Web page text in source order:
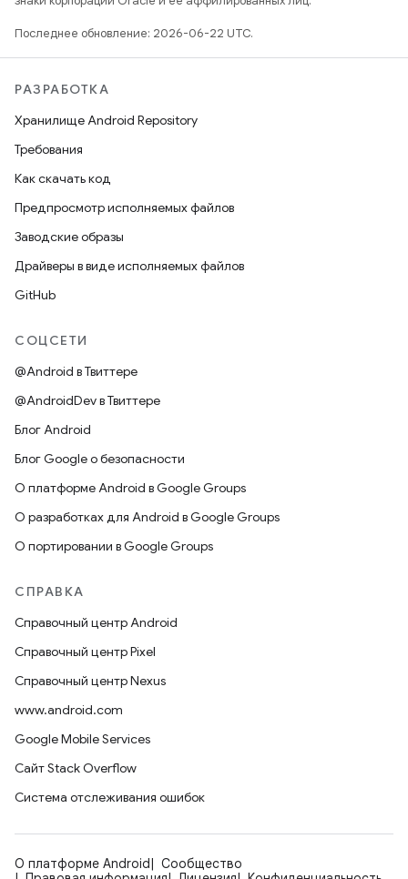
Последнее обновление: 2026-06-22 UTC.
РАЗРАБОТКА
Хранилище Android Repository
Требования
Как скачать код
Предпросмотр исполняемых файлов
Заводские образы
Драйверы в виде исполняемых файлов
GitHub
СОЦСЕТИ
@Android в Твиттере
@AndroidDev в Твиттере
Блог Android
Блог Google о безопасности
О платформе Android в Google Groups
О разработках для Android в Google Groups
О портировании в Google Groups
СПРАВКА
Справочный центр Android
Справочный центр Pixel
Справочный центр Nexus
www.android.com
Google Mobile Services
Сайт Stack Overflow
Система отслеживания ошибок
О платформе Android
Сообщество